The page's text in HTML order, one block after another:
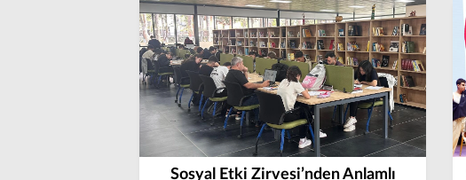
Sosyal Etki Zirvesi’nden Anlamlı